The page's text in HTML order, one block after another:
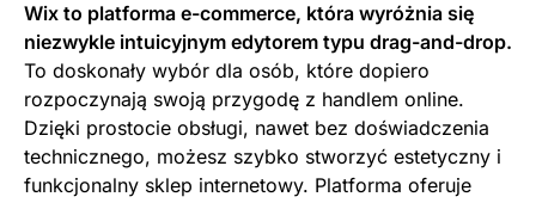
Wix to platforma e-commerce, która wyróżnia się
niezwykle intuicyjnym edytorem typu drag-and-drop.
To doskonały wybór dla osób, które dopiero
rozpoczynają swoją przygodę z handlem online.
Dzięki prostocie obsługi, nawet bez doświadczenia
technicznego, możesz szybko stworzyć estetyczny i
funkcjonalny sklep internetowy. Platforma oferuje